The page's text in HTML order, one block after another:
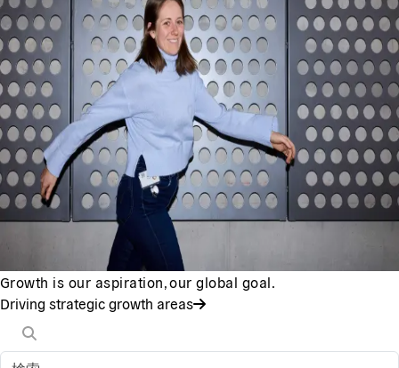
Growth is our aspiration, our global goal.
Driving strategic growth areas